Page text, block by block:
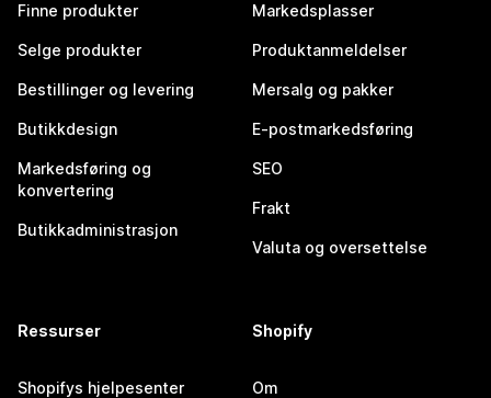
Finne produkter
Selge produkter
Bestillinger og levering
Butikkdesign
Markedsføring og
konvertering
Butikkadministrasjon
Markedsplasser
Produktanmeldelser
Mersalg og pakker
E-postmarkedsføring
SEO
Frakt
Valuta og oversettelse
Ressurser
Shopifys hjelpesenter
Shopify
Om